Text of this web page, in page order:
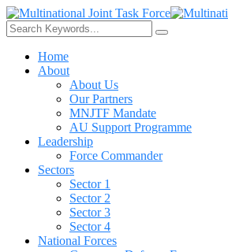
Home
About
About Us
Our Partners
MNJTF Mandate
AU Support Programme
Leadership
Force Commander
Sectors
Sector 1
Sector 2
Sector 3
Sector 4
National Forces